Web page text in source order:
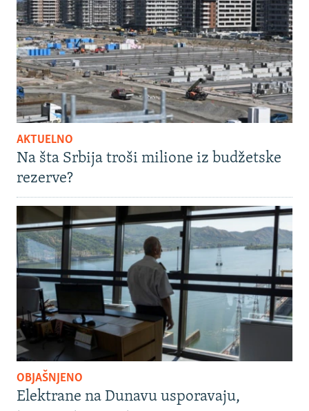
AKTUELNO
Na šta Srbija troši milione iz budžetske
rezerve?
OBJAŠNJENO
Elektrane na Dunavu usporavaju,